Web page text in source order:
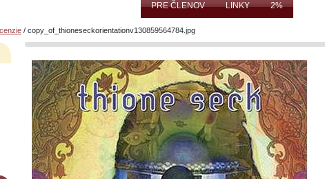
PRE ČLENOV LINKY 2%
/ copy_of_thioneseckorientationv130859564784.jpg